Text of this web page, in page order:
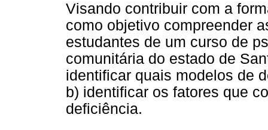
Visando contribuir com a
como objetivo compreender
estudantes de um curso de
comunitária do estado de
identificar quais modelos de
b) identificar os fatores que
deficiência.